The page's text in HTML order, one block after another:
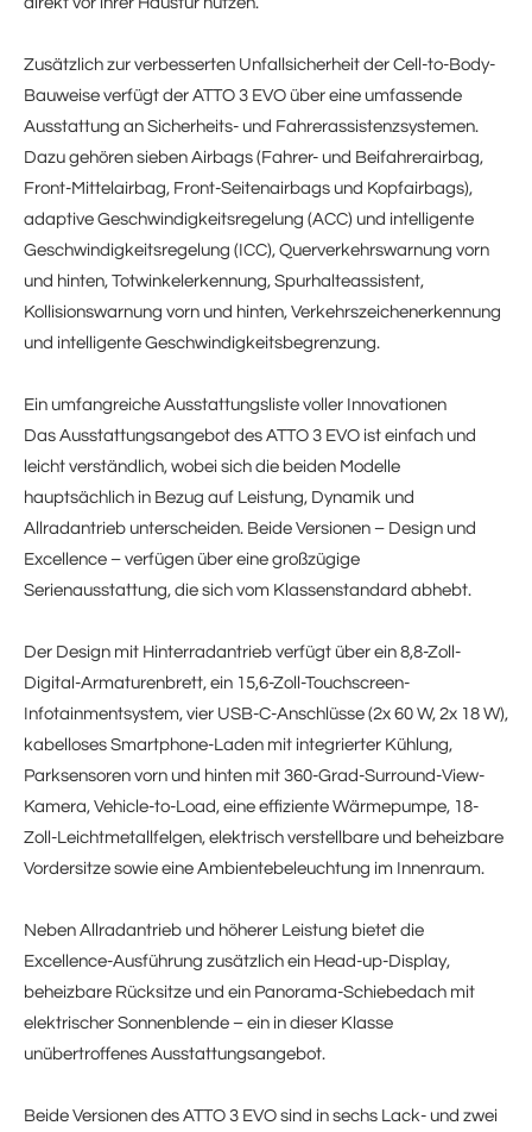
Zusätzlich zur verbesserten Unfallsicherheit der Cell-to-Body-
Bauweise verfügt der ATTO 3 EVO über eine umfassende
Ausstattung an Sicherheits- und Fahrerassistenzsystemen.
Dazu gehören sieben Airbags (Fahrer- und Beifahrerairbag,
Front-Mittelairbag, Front-Seitenairbags und Kopfairbags),
adaptive Geschwindigkeitsregelung (ACC) und intelligente
Geschwindigkeitsregelung (ICC), Querverkehrswarnung vorn
und hinten, Totwinkelerkennung, Spurhalteassistent,
Kollisionswarnung vorn und hinten, Verkehrszeichenerkennung
und intelligente Geschwindigkeitsbegrenzung.
Ein umfangreiche Ausstattungsliste voller Innovationen
Das Ausstattungsangebot des ATTO 3 EVO ist einfach und
leicht verständlich, wobei sich die beiden Modelle
hauptsächlich in Bezug auf Leistung, Dynamik und
Allradantrieb unterscheiden. Beide Versionen – Design und
Excellence – verfügen über eine großzügige
Serienausstattung, die sich vom Klassenstandard abhebt.
Der Design mit Hinterradantrieb verfügt über ein 8,8-Zoll-
Digital-Armaturenbrett, ein 15,6-Zoll-Touchscreen-
Infotainmentsystem, vier USB-C-Anschlüsse (2x 60 W, 2x 18 W),
kabelloses Smartphone-Laden mit integrierter Kühlung,
Parksensoren vorn und hinten mit 360-Grad-Surround-View-
Kamera, Vehicle-to-Load, eine effiziente Wärmepumpe, 18-
Zoll-Leichtmetallfelgen, elektrisch verstellbare und beheizbare
Vordersitze sowie eine Ambientebeleuchtung im Innenraum.
Neben Allradantrieb und höherer Leistung bietet die
Excellence-Ausführung zusätzlich ein Head-up-Display,
beheizbare Rücksitze und ein Panorama-Schiebedach mit
elektrischer Sonnenblende – ein in dieser Klasse
unübertroffenes Ausstattungsangebot.
Beide Versionen des ATTO 3 EVO sind in sechs Lack- und zwei